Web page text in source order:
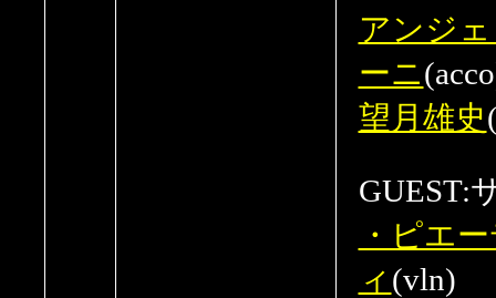
アンジ
ーニ
望月雄史
GUEST:
・ピエ
ィ (vln)